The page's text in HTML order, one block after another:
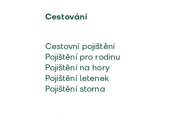
Cestování
Cestovní pojištění
Pojištění pro rodinu
Pojištění na hory
Pojištění letenek
Pojištění storna